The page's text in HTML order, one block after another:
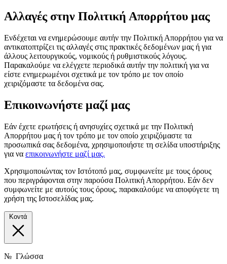
Αλλαγές στην Πολιτική Απορρήτου μας
Ενδέχεται να ενημερώσουμε αυτήν την Πολιτική Απορρήτου για να
αντικατοπτρίζει τις αλλαγές στις πρακτικές δεδομένων μας ή για
άλλους λειτουργικούς, νομικούς ή ρυθμιστικούς λόγους.
Παρακαλούμε να ελέγχετε περιοδικά αυτήν την πολιτική για να
είστε ενημερωμένοι σχετικά με τον τρόπο με τον οποίο
χειριζόμαστε τα δεδομένα σας.
Επικοινωνήστε μαζί μας
Εάν έχετε ερωτήσεις ή ανησυχίες σχετικά με την Πολιτική
Απορρήτου μας ή τον τρόπο με τον οποίο χειριζόμαστε τα
προσωπικά σας δεδομένα, χρησιμοποιήστε τη σελίδα υποστήριξης
για να επικοινωνήστε μαζί μας.
Χρησιμοποιώντας τον Ιστότοπό μας, συμφωνείτε με τους όρους
που περιγράφονται στην παρούσα Πολιτική Απορρήτου. Εάν δεν
συμφωνείτε με αυτούς τους όρους, παρακαλούμε να αποφύγετε τη
χρήση της Ιστοσελίδας μας.
Κοντά
№ Γλώσσα